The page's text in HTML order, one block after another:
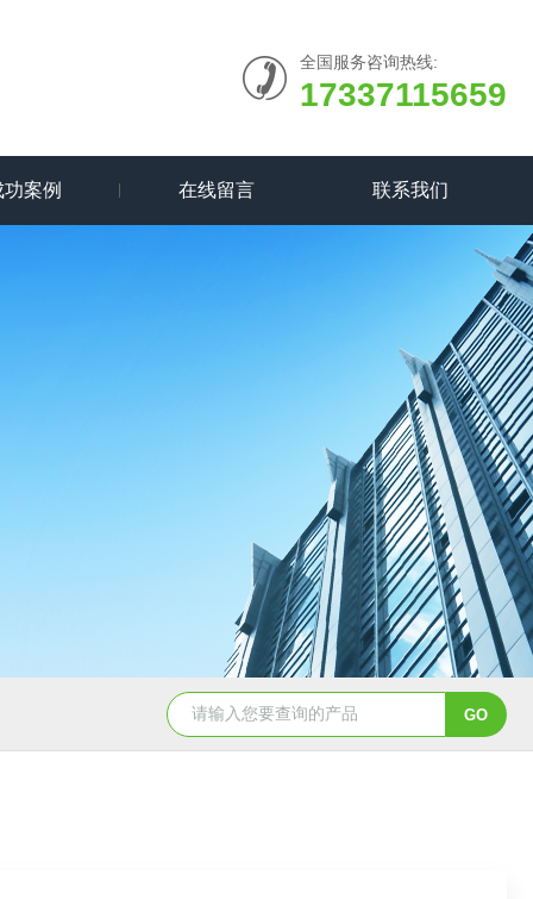
全国服务咨询热线:
17337115659
功案例 在线留言 联系我们
QD11-41B磁铁精矿冶金标准样